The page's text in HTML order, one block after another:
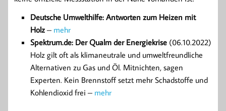
Deutsche Umwelthilfe: Antworten zum Heizen mit
Holz – mehr
Spektrum.de: Der Qualm der Energiekrise (06.10.2022)
Holz gilt oft als klimaneutrale und umweltfreundliche
Alternativen zu Gas und Öl. Mitnichten, sagen
Experten. Kein Brennstoff setzt mehr Schadstoffe und
Kohlendioxid frei – mehr